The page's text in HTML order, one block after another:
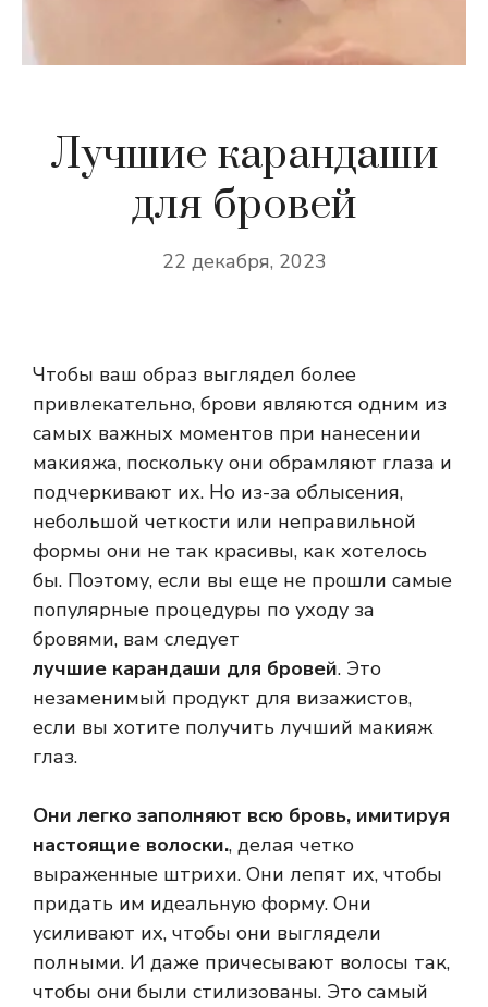
Лучшие карандаши
для бровей
22 декабря, 2023
Чтобы ваш образ выглядел более
привлекательно, брови являются одним из
самых важных моментов при нанесении
макияжа, поскольку они обрамляют глаза и
подчеркивают их. Но из-за облысения,
небольшой четкости или неправильной
формы они не так красивы, как хотелось
бы. Поэтому, если вы еще не прошли самые
популярные процедуры по уходу за
бровями, вам следует
лучшие карандаши для бровей. Это
незаменимый продукт для визажистов,
если вы хотите получить лучший макияж
глаз.
Они легко заполняют всю бровь, имитируя
настоящие волоски., делая четко
выраженные штрихи. Они лепят их, чтобы
придать им идеальную форму. Они
усиливают их, чтобы они выглядели
полными. И даже причесывают волосы так,
чтобы они были стилизованы. Это самый